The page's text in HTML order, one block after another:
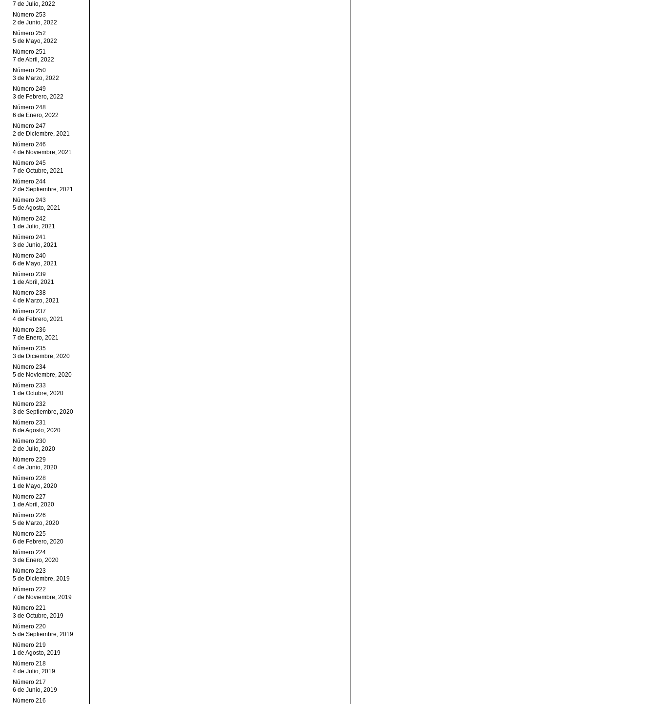
7 de Julio, 2022
Número 253
2 de Junio, 2022
Número 252
5 de Mayo, 2022
Número 251
7 de Abril, 2022
Número 250
3 de Marzo, 2022
Número 249
3 de Febrero, 2022
Número 248
6 de Enero, 2022
Número 247
2 de Diciembre, 2021
Número 246
4 de Noviembre, 2021
Número 245
7 de Octubre, 2021
Número 244
2 de Septiembre, 2021
Número 243
5 de Agosto, 2021
Número 242
1 de Julio, 2021
Número 241
3 de Junio, 2021
Número 240
6 de Mayo, 2021
Número 239
1 de Abril, 2021
Número 238
4 de Marzo, 2021
Número 237
4 de Febrero, 2021
Número 236
7 de Enero, 2021
Número 235
3 de Diciembre, 2020
Número 234
5 de Noviembre, 2020
Número 233
1 de Octubre, 2020
Número 232
3 de Septiembre, 2020
Número 231
6 de Agosto, 2020
Número 230
2 de Julio, 2020
Número 229
4 de Junio, 2020
Número 228
1 de Mayo, 2020
Número 227
1 de Abril, 2020
Número 226
5 de Marzo, 2020
Número 225
6 de Febrero, 2020
Número 224
3 de Enero, 2020
Número 223
5 de Diciembre, 2019
Número 222
7 de Noviembre, 2019
Número 221
3 de Octubre, 2019
Número 220
5 de Septiembre, 2019
Número 219
1 de Agosto, 2019
Número 218
4 de Julio, 2019
Número 217
6 de Junio, 2019
Número 216